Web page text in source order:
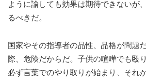
ように諭しても効果は期待できないが
るべきだ。
国家やその指導者の品性、品格が問題
際、危険だからだ。子供の喧嘩でも殴
必ず言葉でのやり取りが始まり、それ